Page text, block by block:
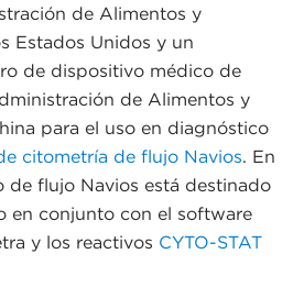
de Alimentos y
Estados Unidos y un
de dispositivo médico de
de Alimentos y
para el uso en diagnóstico
citometría de flujo Navios. En
de flujo Navios está destinado
en conjunto con el software
y los reactivos CYTO-STAT